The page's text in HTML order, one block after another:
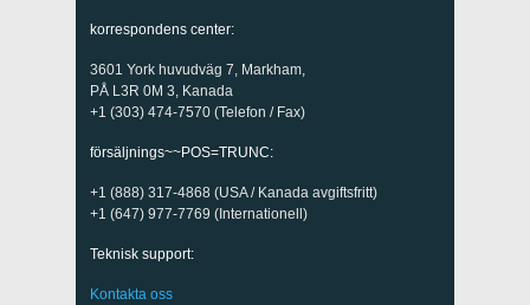
korrespondens center:
3601 York huvudväg 7, Markham,
PÅ L3R 0M 3, Kanada
+1 (303) 474-7570 (Telefon / Fax)
försäljnings~~POS=TRUNC:
+1 (888) 317-4868 (USA / Kanada avgiftsfritt)
+1 (647) 977-7769 (Internationell)
Teknisk support:
Kontakta oss